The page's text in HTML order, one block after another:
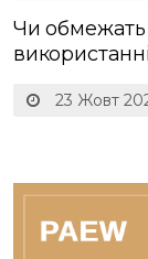
23 Жовт
Чи